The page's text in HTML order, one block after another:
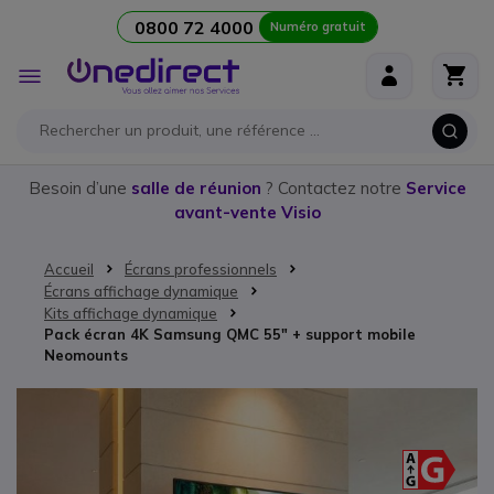
0800 72 4000 Numéro gratuit
Affichage
navigation
Besoin d’une salle de réunion ? Contactez notre Service
avant-vente Visio
Accueil
Écrans professionnels
Écrans affichage dynamique
Kits affichage dynamique
Pack écran 4K Samsung QMC 55" + support mobile
Neomounts
Passer à la fin de la galerie d’images